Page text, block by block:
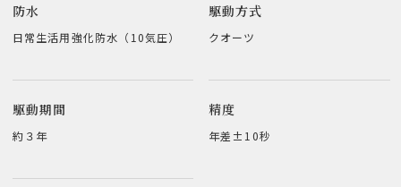
防水
日常生活用強化防水（10気圧）
駆動方式
クオーツ
駆動期間
約３年
精度
年差±10秒